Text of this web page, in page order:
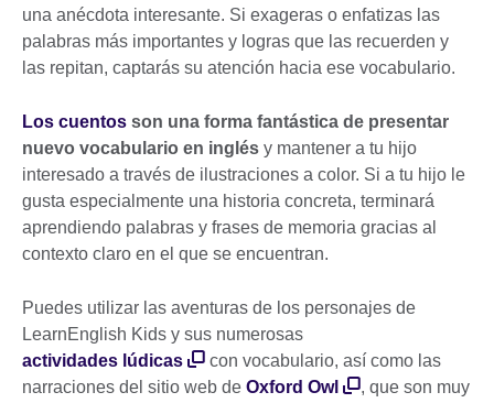
una anécdota interesante. Si exageras o enfatizas las
palabras más importantes y logras que las recuerden y
las repitan, captarás su atención hacia ese vocabulario.
Los cuentos son una forma fantástica de presentar
nuevo vocabulario en inglés y mantener a tu hijo
interesado a través de ilustraciones a color. Si a tu hijo le
gusta especialmente una historia concreta, terminará
aprendiendo palabras y frases de memoria gracias al
contexto claro en el que se encuentran.
Puedes utilizar las aventuras de los personajes de
LearnEnglish Kids y sus numerosas
actividades lúdicas
con vocabulario, así como las
narraciones del sitio web de Oxford Owl
, que son muy